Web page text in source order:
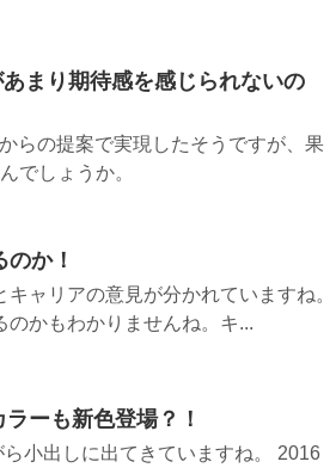
まり期待感を感じられないの
らの提案で実現したそうですが、果
でしょうか。
か！
ャリアの意見が分かれていますね。
かもわかりませんね。キ...
ーも新色登場？！
小出しに出てきていますね。 2016